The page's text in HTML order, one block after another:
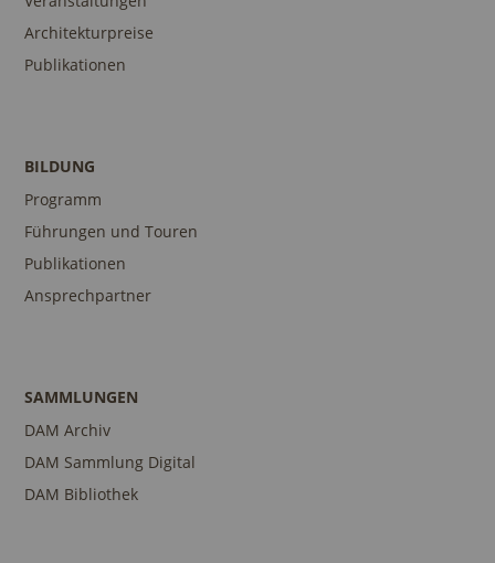
Architekturpreise
Publikationen
BILDUNG
Programm
Führungen und Touren
Publikationen
Ansprechpartner
SAMMLUNGEN
DAM Archiv
DAM Sammlung Digital
DAM Bibliothek